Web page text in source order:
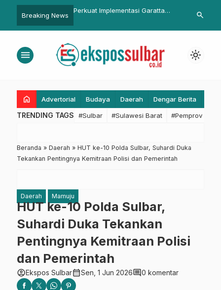
Breaking News
Kelola
Perkuat Implementasi Garatta
TBC, DKPPKB Sulbar Kolaborasi
BBPK Makassar Selenggarakan
Pelatihan TBC bagi SDMK
Puskesmas
Dinsos Sulbar Salurkan
Ekstrem di Majene
search
menu light_mode
home Advertorial Budaya Daerah Dengar Berita
TRENDING TAGS #Sulbar #Sulawesi Barat #Pemprov
Beranda » Daerah » HUT ke-10 Polda Sulbar, Suhardi Duka
Tekankan Pentingnya Kemitraan Polisi dan Pemerintah
Daerah Mamuju
HUT ke-10 Polda Sulbar,
Suhardi Duka Tekankan
Pentingnya Kemitraan Polisi
dan Pemerintah
account_circleEkspos Sulbarcalendar_monthSen, 1 Jun 2026comment0 komentar